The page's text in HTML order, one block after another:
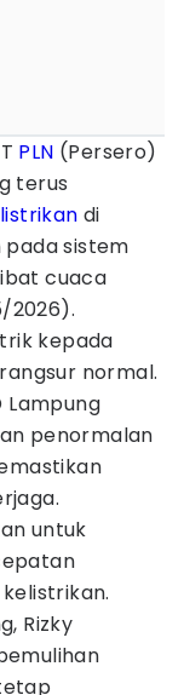
PLN (Persero)
terus
di
pada sistem
cuaca
2026).
kepada
normal.
Lampung
penormalan
untuk
Rizky